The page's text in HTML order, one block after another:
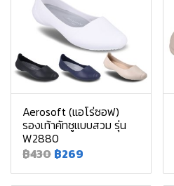
Aerosoft (แอโร่ซอฟ)
รองเท้าคัทชูแบบสวม รุ่น
W2880
฿430 ฿269